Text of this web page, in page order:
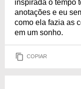
inspirada o tempo
anotações e eu
como ela fazia as
em um sonho.
COPIAR